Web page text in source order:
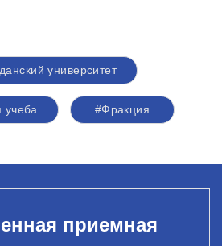
университет
учеба #Фракция
приемная